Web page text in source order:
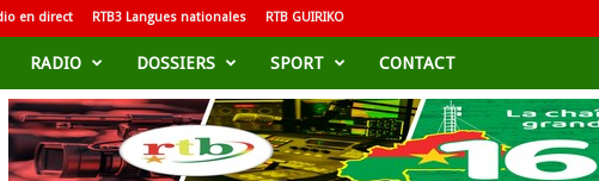
en direct RTB3 Langues nationales RTB GUIRIKO
RADIO DOSSIERS SPORT CONTACT